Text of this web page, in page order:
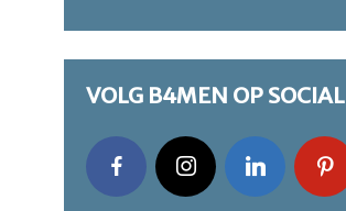
VOLG B4MEN OP SOCIAL